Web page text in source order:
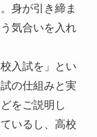
身が引き締ま
気合いを入れ
入試を」とい
の仕組みと実
をご説明し
いるし、高校